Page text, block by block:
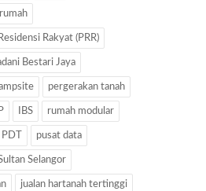
rumah
Rakyat (PRR)
Bestari Jaya
pergerakan tanah
IBS rumah modular
PDT pusat data
Selangor
jualan hartanah tertinggi